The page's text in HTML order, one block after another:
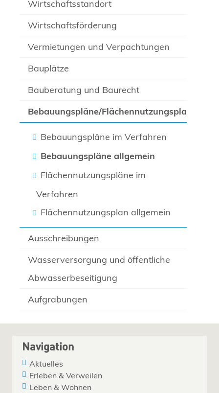
Wirtschaftsstandort
Wirtschaftsförderung
Vermietungen und Verpachtungen
Bauplätze
Bauberatung und Baurecht
Bebauungspläne/Flächennutzungsplan
Bebauungspläne im Verfahren
Bebauungspläne allgemein
Flächennutzungspläne im
Verfahren
Flächennutzungsplan allgemein
Ausschreibungen
Wasserversorgung und öffentliche
Abwasserbeseitigung
Aufgrabungen
Navigation
Aktuelles
Erleben & Verweilen
Leben & Wohnen